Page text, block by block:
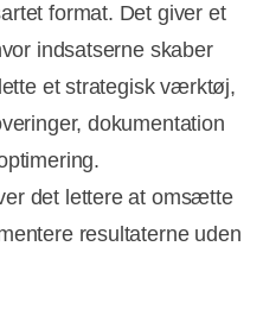
format. Det giver et
indsatserne skaber
et strategisk værktøj,
dokumentation
det lettere at omsætte
resultaterne uden